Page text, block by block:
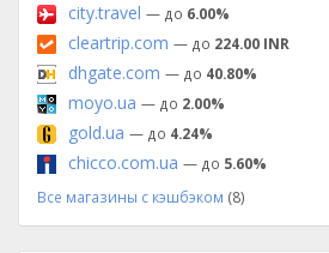
city.travel — до 6.00%
cleartrip.com — до 224.00 INR
dhgate.com — до 40.80%
moyo.ua — до 2.00%
gold.ua — до 4.24%
chicco.com.ua — до 5.60%
Все магазины с кэшбэком (8)